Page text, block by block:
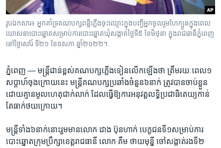
ទៅ​
កាន់​
ស្វែង​
បណ្តាញ​សង្គម
រូបឯកសារ៖ អ្នក​គាំទ្រ​គណបក្ស​ពន្លឺ​ភ្លើង​ចុះ​ឈ្មោះ​ក្នុង​បញ្ជី​អ្នក​ចូល​រួម​ហែ​ក្បួន​ក្នុង​ពេល​
ឃោសនា​បោះ​ឆ្នោត​សម្រាប់​ការ​បោះ​ឆ្នោត​ឃុំ​សង្កាត់​ថ្ងៃ​ទី​៥ ខែ​មិថុនា ក្នុង​រាជធានី​ភ្នំពេញ
នៅ​ថ្ងៃ​សៅរ៍ ទី២១ ខែ​ឧសភា ឆ្នាំ​២០២២។
ភ្នំពេញ — មន្ត្រី​ជាន់ខ្ពស់​គណបក្ស​ភ្លើងទៀន​លើក​ឡើង​ថា ត្រឹម​រយៈពេល​១​
សប្តាហ៍​ចុង​ក្រោយ​នេះ​ ​មន្ត្រី​គណបក្ស​ប្រឆាំងចំនួន​៦នាក់​ ត្រូវ​បាន​ចាប់​ខ្លួន​
ដោយ​គ្មាន​មូលហេតុជាក់លាក់​ ដែល​ធ្វើ​ឱ្យ​ការ​អនុវត្ត​លទ្ធិ​ប្រជា​ធិតេយ្យ​កាន់​
តែ​ធាក់​ថយ​ក្រោយ​។
មន្រ្តី​ទាំង​៦​នាក់នោះ​រួម​មានលោក ដាង ប៊ុនហាក់ ​បេក្ខជន​ទី១​សម្រាប់ការ​
បោះឆ្នោត​ក្រុមប្រឹក្សា​ខេត្ត​រាជធានី​ លោក គឹម ថាយមុន្នី ចៅ​សង្កាត់​រងទី២